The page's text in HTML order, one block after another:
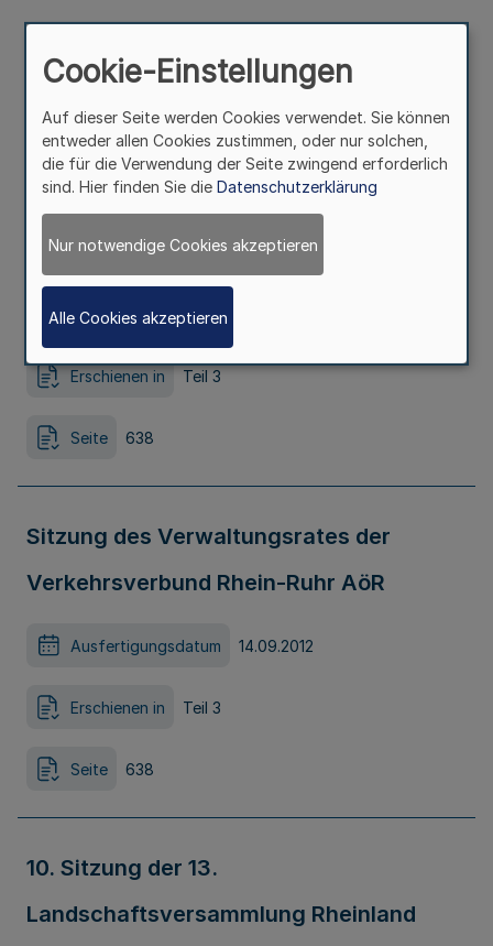
Sitzung der Verbandsversammlung des
Zweckverbandes Verkehrsverbund
Rhein-Ruhr (VRR) am Donnerstag,
27.9.2012 Bek . d. Zweckverbandes
Verkehrsverbund Rhein-Ruhr v. 14.9.2012
Ausfertigungsdatum
Erschienen in Teil 3
Seite 638
Sitzung des Verwaltungsrates der
Verkehrsverbund Rhein-Ruhr AöR
Ausfertigungsdatum 14.09.2012
Erschienen in Teil 3
Seite 638
10. Sitzung der 13.
Landschaftsversammlung Rheinland
Cookie-Einstellungen
Auf dieser Seite werden Cookies verwendet. Sie können
entweder allen Cookies zustimmen, oder nur solchen,
die für die Verwendung der Seite zwingend erforderlich
sind. Hier finden Sie die Datenschutzerklärung
Nur notwendige Cookies akzeptieren
Alle Cookies akzeptieren